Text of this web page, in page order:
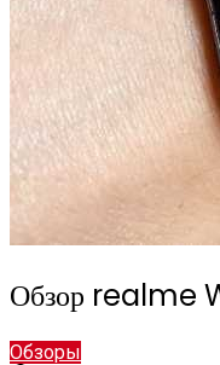
Обзор realme
Обзоры